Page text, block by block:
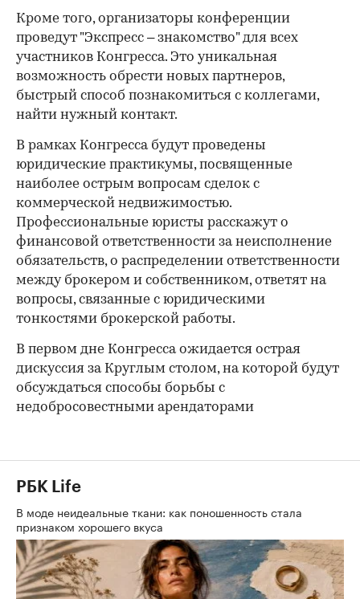
Кроме того, организаторы конференции
проведут "Экспресс – знакомство" для всех
участников Конгресса. Это уникальная
возможность обрести новых партнеров,
быстрый способ познакомиться с коллегами,
найти нужный контакт.
В рамках Конгресса будут проведены
юридические практикумы, посвященные
наиболее острым вопросам сделок с
коммерческой недвижимостью.
Профессиональные юристы расскажут о
финансовой ответственности за неисполнение
обязательств, о распределении ответственности
между брокером и собственником, ответят на
вопросы, связанные с юридическими
тонкостями брокерской работы.
В первом дне Конгресса ожидается острая
дискуссия за Круглым столом, на которой будут
обсуждаться способы борьбы с
недобросовестными арендаторами
РБК Life
В моде неидеальные ткани: как поношенность стала
признаком хорошего вкуса